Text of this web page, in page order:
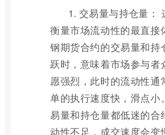
1. 交易量与持仓量：
衡量市场流动性的最直接
钢期货合约的交易量和持
跃时，意味着市场参与者
愿强烈，此时的流动性通
单的执行速度快，滑点小
易量和持仓量都低迷的合
动性不足，成交速度会变